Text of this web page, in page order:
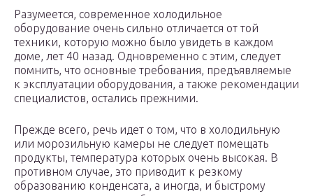
Разумеется, современное холодильное
оборудование очень сильно отличается от той
техники, которую можно было увидеть в каждом
доме, лет 40 назад. Одновременно с этим, следует
помнить, что основные требования, предъявляемые
к эксплуатации оборудования, а также рекомендации
специалистов, остались прежними.
Прежде всего, речь идет о том, что в холодильную
или морозильную камеры не следует помещать
продукты, температура которых очень высокая. В
противном случае, это приводит к резкому
образованию конденсата, а иногда, и быстрому